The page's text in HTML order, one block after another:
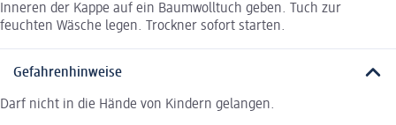
Inneren der Kappe auf ein Baumwolltuch geben. Tuch zur
feuchten Wäsche legen. Trockner sofort starten.
Gefahrenhinweise
Darf nicht in die Hände von Kindern gelangen.